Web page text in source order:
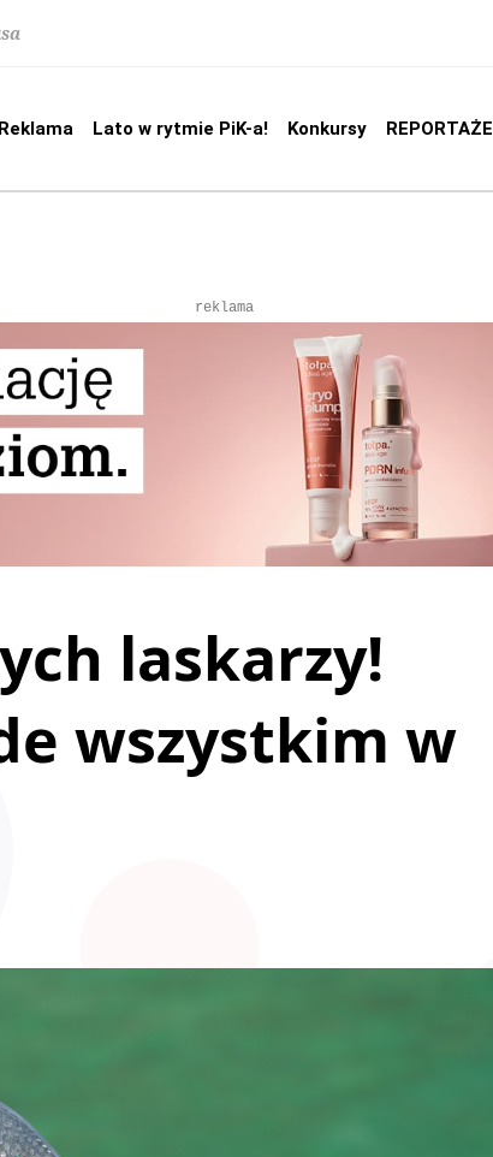
Reklama Lato w rytmie PiK-a! Konkursy REPORTAŻE
reklama
laskarzy!
wszystkim w